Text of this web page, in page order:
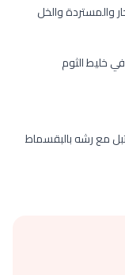
والمستردة والخل
خليط الثوم
مع رشه بالبقسماط